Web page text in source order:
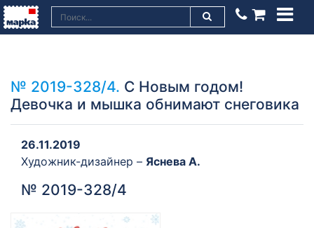
№ 2019-328/4. С Новым годом!
Девочка и мышка обнимают снеговика
26.11.2019
Художник-дизайнер – Яснева А.
№ 2019-328/4